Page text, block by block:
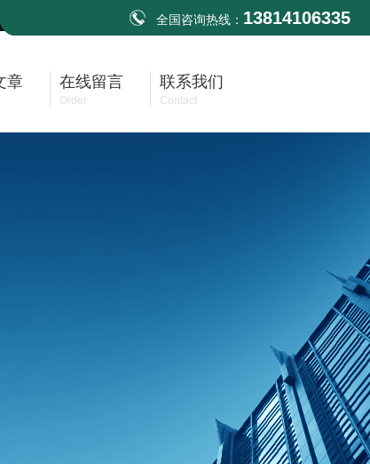
全国咨询热线： 13814106335
章 在线留言
Order
联系我们
Contact